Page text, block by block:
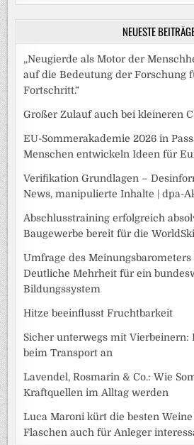
NEUESTE
„Neugierde als Motor der
auf die Bedeutung der Forschung
Fortschritt.“
Großer Zulauf auch bei kleineren
EU-Sommerakademie 2026 in
Menschen entwickeln Ideen für
Verifikation Grundlagen –
News, manipulierte Inhalte | dpa-
Abschlusstraining erfolgreich
Baugewerbe bereit für die
Umfrage des Meinungsbarometers
Deutliche Mehrheit für ein
Bildungssystem
Hitze beeinflusst Fruchtbarkeit
Sicher unterwegs mit Vierbeinern:
beim Transport an
Lavendel, Rosmarin & Co.: Wie
Kraftquellen im Alltag werden
Luca Maroni kürt die besten
Flaschen auch für Anleger